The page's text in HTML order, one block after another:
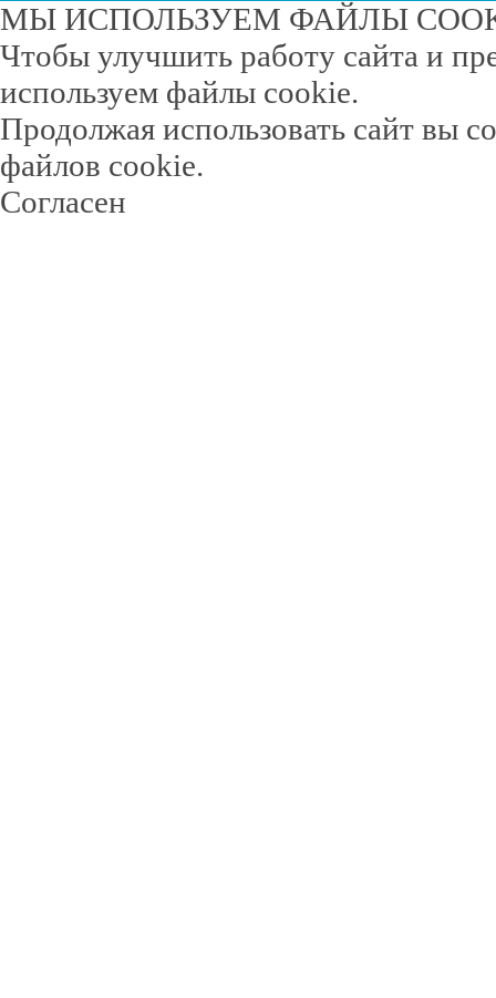
МЫ ИСПОЛЬЗУЕМ ФАЙЛЫ
Чтобы улучшить работу сайта и
используем файлы cookie.
Продолжая использовать сайт вы
файлов cookie.
Согласен